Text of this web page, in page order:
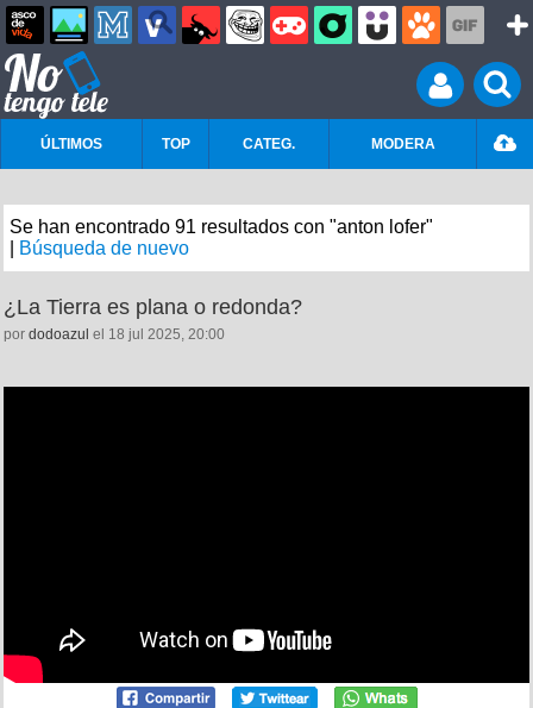
ÚLTIMOS TOP CATEG. MODERA
Se han encontrado 91 resultados con "anton lofer"
Búsqueda de nuevo
¿La Tierra es plana o redonda?
por dodoazul el 18 jul 2025, 20:00